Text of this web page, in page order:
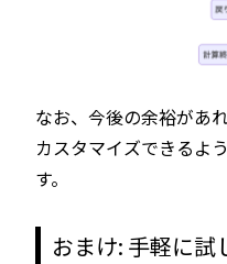
なお、今後の余裕があ
カスタマイズできるよ
す。
おまけ: 手軽に試